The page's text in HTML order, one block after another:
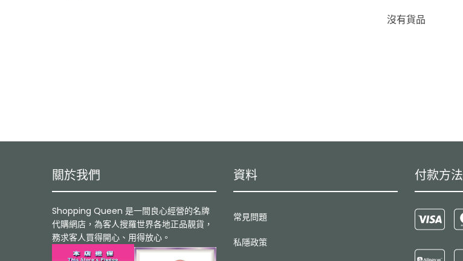
沒有貨品
關於我們
Shopping Queen 是一間良心經營的名牌
代購網店，為客人搜羅世界各地正品靚貨，
務求客人買得開心、用得放心。
資料
常見問題
私隱政策
付款方法